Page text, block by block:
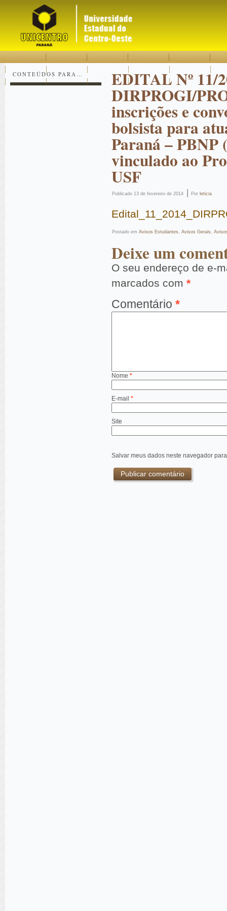
CONTEÚDOS PARA… EDITAL Nº 11/
DIRPROGI/
inscrições e
bolsista para
Paraná –
vinculado ao
USF
Publicado 13 de fevereiro de 2014 | Por leticia
Postado em Avisos Estudantes , Avisos Gerais ,
Deixe um
O seu endereço de e-
marcados com *
Comentário *
Nome *
E-mail *
Site
Salvar meus dados neste navegador